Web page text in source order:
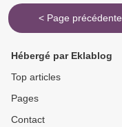
< Page précédente
Hébergé par Eklablog
Top articles
Pages
Contact